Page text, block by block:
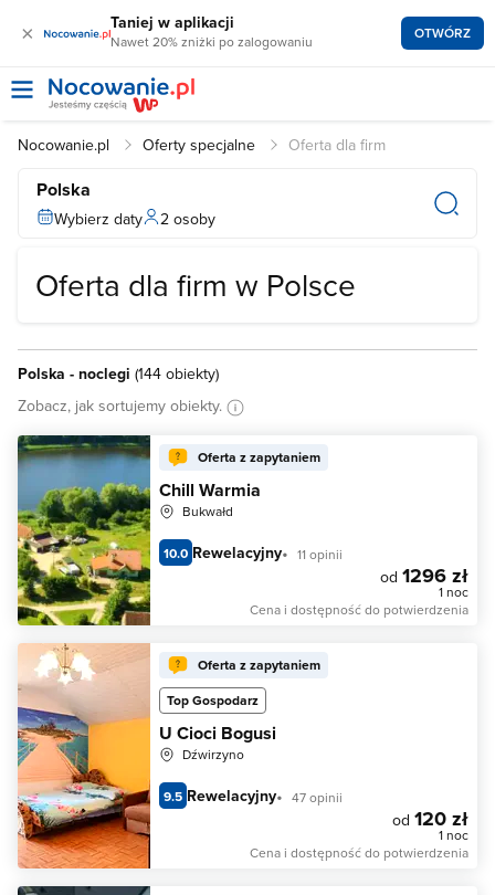
× Taniej w aplikacji
Nawet 20% zniżki po zalogowaniu OTWÓRZ
Nocowanie.pl Oferty specjalne Oferta dla firm
Polska
Wybierz daty 2 osoby
Oferta dla firm w Polsce
Polska - noclegi (144 obiekty)
Zobacz, jak sortujemy obiekty.
Oferta z zapytaniem
Chill Warmia
Bukwałd
10.0 Rewelacyjny 11 opinii
od 1296 zł
1 noc
Cena i dostępność do potwierdzenia
Oferta z zapytaniem
Top Gospodarz
U Cioci Bogusi
Dźwirzyno
9.5 Rewelacyjny 47 opinii
od 120 zł
1 noc
Cena i dostępność do potwierdzenia